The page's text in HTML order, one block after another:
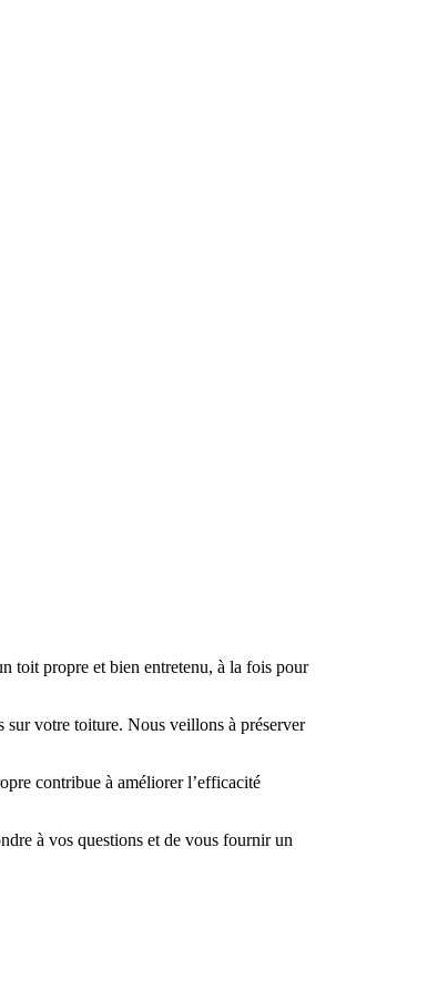
toit propre et bien entretenu, à la fois pour
sur votre toiture. Nous veillons à préserver
contribue à améliorer l’efficacité
à vos questions et de vous fournir un